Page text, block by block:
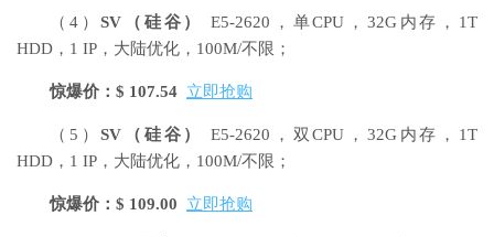
（4）SV （硅谷）
E5-2620，单CPU，32G内存，1T
HDD，1 IP，大陆优化，100M/不限；
惊爆价：$ 107.54 立即抢购
（5）SV （硅谷）
E5-2620，双CPU，32G内存，1T
HDD，1 IP，大陆优化，100M/不限；
惊爆价：$ 109.00 立即抢购